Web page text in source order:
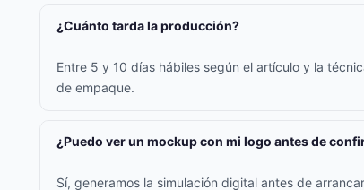
¿Cuánto tarda la producción?
Entre 5 y 10 días hábiles según el artículo y la
de empaque.
¿Puedo ver un mockup con mi logo antes de
Sí, generamos la simulación digital antes de